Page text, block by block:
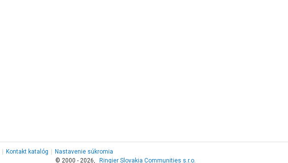
Kontakt katalóg
Nastavenie súkromia
© 2000 - 2026,
Ringier Slovakia Communities s.r.o.